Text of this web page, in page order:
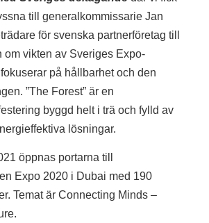
till generalkommissarie Jan
för svenska partnerföretag till
om vikten av Sveriges Expo-
på hållbarhet och den
”The Forest” är en
byggd helt i trä och fylld av
lösningar.
öppnas portarna till
Expo 2020 i Dubai med 190
Temat är Connecting Minds –